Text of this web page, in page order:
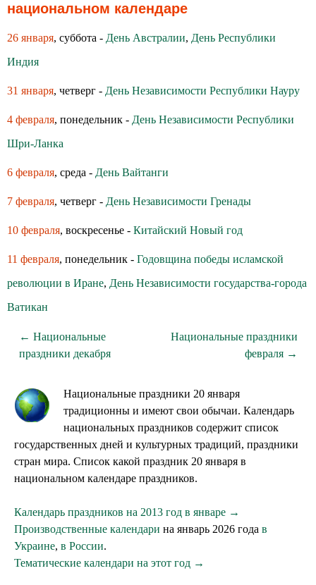
национальном календаре
26 января, суббота - День Австралии, День Республики
Индия
31 января, четверг - День Независимости Республики Науру
4 февраля, понедельник - День Независимости Республики
Шри-Ланка
6 февраля, среда - День Вайтанги
7 февраля, четверг - День Независимости Гренады
10 февраля, воскресенье - Китайский Новый год
11 февраля, понедельник - Годовщина победы исламской
революции в Иране, День Независимости государства-города
Ватикан
← Национальные
праздники декабря
Национальные праздники
февраля →
Национальные праздники 20 января
традиционны и имеют свои обычаи. Календарь
национальных праздников содержит список
государственных дней и культурных традиций, праздники
стран мира. Список какой праздник 20 января в
национальном календаре праздников.
Календарь праздников на 2013 год в январе →
Производственные календари на январь 2026 года в
Украине, в России.
Тематические календари на этот год →